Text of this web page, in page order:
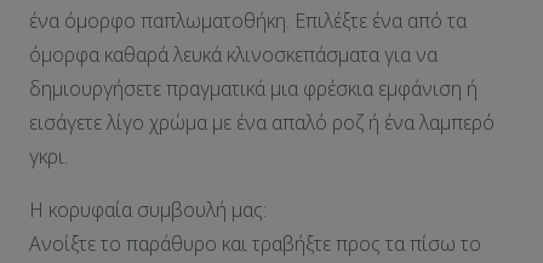
ένα όμορφο παπλωματοθήκη. Επιλέξτε ένα από τα
όμορφα καθαρά λευκά κλινοσκεπάσματα για να
δημιουργήσετε πραγματικά μια φρέσκια εμφάνιση ή
εισάγετε λίγο χρώμα με ένα απαλό ροζ ή ένα λαμπερό
γκρι.
Η κορυφαία συμβουλή μας:
Ανοίξτε το παράθυρο και τραβήξτε προς τα πίσω το